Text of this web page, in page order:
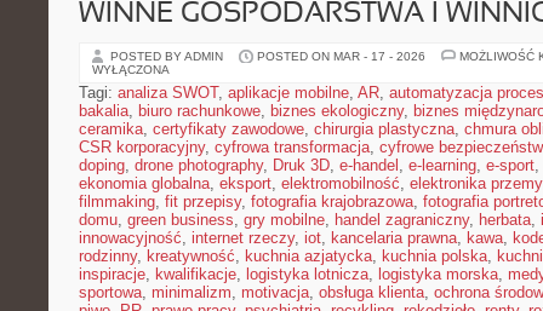
WINNE GOSPODARSTWA I
POSTED BY ADMIN POSTED ON MAR - 17 - 2026
MOŻLIWOŚĆ
WYŁĄCZONA
Tagi: analiza SWOT, aplikacje mobilne, AR, automatyzacja
bakalia, biuro rachunkowe, biznes ekologiczny, biznes
ceramika, certyfikaty zawodowe, chirurgia plastyczna, chmura
CSR korporacyjny, cyfrowa transformacja, cyfrowe
doping, drone photography, Druk 3D, e-handel , e-learning, e-sport,
ekonomia globalna, eksport, elektromobilność, elektronika
filmmaking, fit przepisy, fotografia krajobrazowa, fotografia
domu, green business, gry mobilne, handel zagraniczny, herbata,
innowacyjność, internet rzeczy, iot, kancelaria prawna, kawa,
rodzinny, kreatywność, kuchnia azjatycka, kuchnia polska,
inspiracje, kwalifikacje, logistyka lotnicza, logistyka morska,
sportowa, minimalizm, motivacja, obsługa klienta, ochrona